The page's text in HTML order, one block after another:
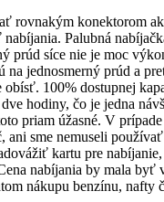
rovnakým konektorom
Palubná
prúd síce nie je moc
na jednosmerný prúd a
obísť. 100% dostupnej
hodiny, čo je jedna
priam úžasné. V
ani sme nemuseli
kartu pre
nabíjania by mala byť
nákupu benzínu, nafty